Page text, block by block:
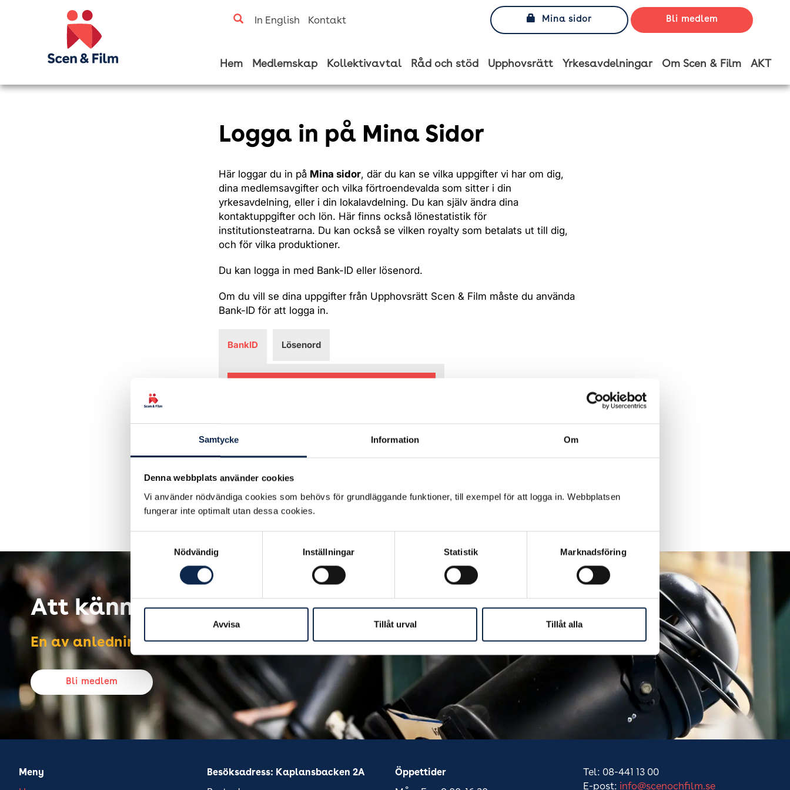
Samtycke Information Om
Denna webbplats använder cookies
Vi använder nödvändiga cookies som behövs för grundläggande funktioner, till exempel för att logga in. Webbplatsen
fungerar inte optimalt utan dessa cookies.
Nödvändig
Inställningar Statistik Marknadsföring
Avvisa Tillåt urval Tillåt alla
In English Kontakt Mina sidor Bli medlem
Hem Medlemskap Kollektivavtal Råd och stöd Upphovsrätt Yrkesavdelningar Om Scen & Film AKT
Logga in på Mina Sidor
Här loggar du in på Mina sidor, där du kan se vilka uppgifter vi har om dig,
dina medlemsavgifter och vilka förtroendevalda som sitter i din
yrkesavdelning, eller i din lokalavdelning. Du kan själv ändra dina
kontaktuppgifter och lön. Här finns också lönestatistik för
institutionsteatrarna. Du kan också se vilken royalty som betalats ut till dig,
och för vilka produktioner.
Du kan logga in med Bank-ID eller lösenord.
Om du vill se dina uppgifter från Upphovsrätt Scen & Film måste du använda
Bank-ID för att logga in.
BankID Lösenord
Att känna sig stark i sitt yrkesliv
En av anledningarna att vara medlem i Scen & Film
Bli medlem
Meny Besöksadress: Kaplansbacken 2A Öppettider
Tel: 08-441 13 00
E-post: info@scenochfilm.se